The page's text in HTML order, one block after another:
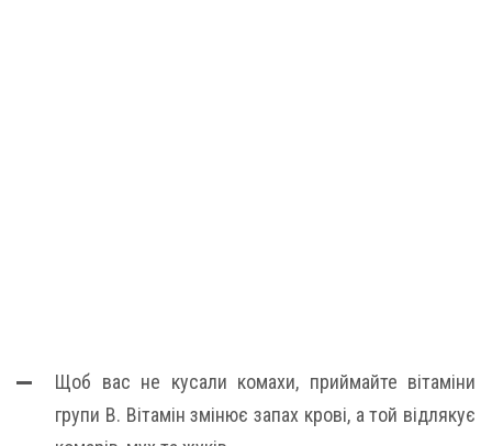
Щоб вас не кусали комахи, приймайте вітаміни
групи В. Вітамін змінює запах крові, а той відлякує